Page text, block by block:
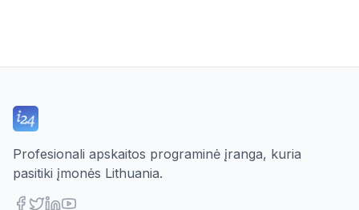
Profesionali apskaitos programinė įranga, kuria
pasitiki įmonės Lithuania.